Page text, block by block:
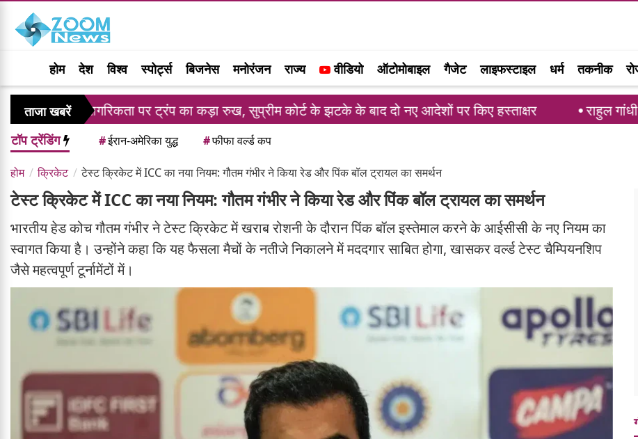
होम देश विश्व स्पोर्ट्स बिजनेस मनोरंजन राज्य वीडियो ऑटोमोबाइल गैजेट लाइफस्टाइल धर्म तकनीक
ताजा खबरें
नागरिकता पर ट्रंप का कड़ा रुख, सुप्रीम कोर्ट के झटके के बाद दो नए आदेशों पर किए हस्ताक्षर राहुल गांधी का समर्थन
टॉप ट्रेंडिंग #ईरान-अमेरिका युद्ध #फीफा वर्ल्ड कप
होम क्रिकेट टेस्ट क्रिकेट में ICC का नया नियम: गौतम गंभीर ने किया रेड और पिंक बॉल ट्रायल का समर्थन
टेस्ट क्रिकेट में ICC का नया नियम: गौतम गंभीर ने किया रेड और पिंक बॉल ट्रायल का समर्थन
भारतीय हेड कोच गौतम गंभीर ने टेस्ट क्रिकेट में खराब रोशनी के दौरान पिंक बॉल इस्तेमाल करने के आईसीसी के नए नियम का
स्वागत किया है। उन्होंने कहा कि यह फैसला मैचों के नतीजे निकालने में मददगार साबित होगा, खासकर वर्ल्ड टेस्ट चैम्पियनशिप
जैसे महत्वपूर्ण टूर्नामेंटों में।